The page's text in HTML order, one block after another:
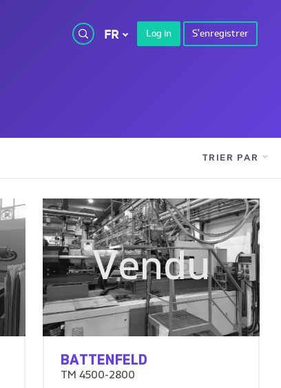
FR Log in S'enregistrer
TRIER PAR
Vendu
BATTENFELD
TM 4500-2800